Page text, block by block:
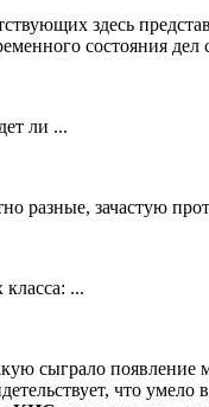
здесь
состояния
ли ...
разные, зачастую
...
сыграло
что умело